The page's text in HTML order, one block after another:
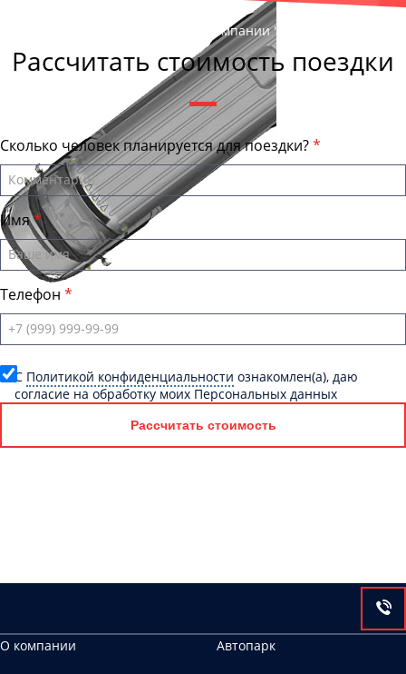
, директор компании "КурганБас"
Рассчитать стоимость поездки
Сколько человек планируется для поездки?
Имя
Телефон
C Политикой конфиденциальности ознакомлен(а), даю
согласие на обработку моих Персональных данных
Рассчитать стоимость
О компании
Автопарк